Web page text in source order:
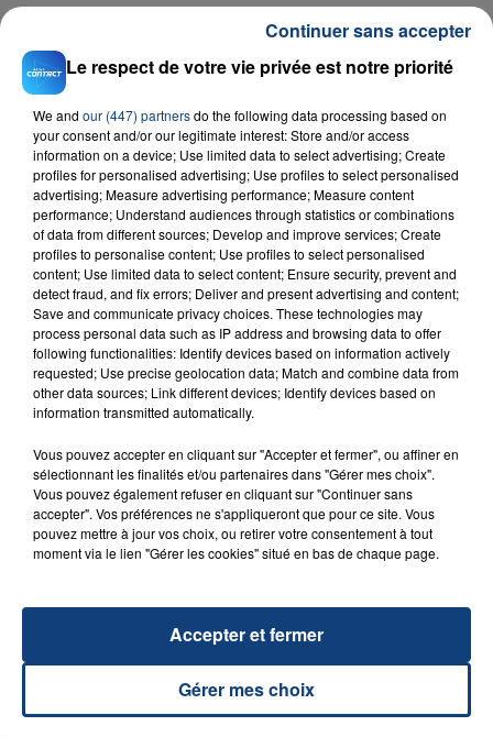
We Can't Be Friends (wait For Your
Love)
ARIANA GRANDE
RADIO CONTACT
FIL D'ACTU
INCENDIE MORTEL À LENS : UNE FEMME ET
SON BÉBÉ ENTRE LA VIE ET LA...
Un homme s'est immolé par le feu après avoir
aspergé sa compagne et leur bébé de trois mois
d'un liquide inflammable.
Le respect de votre vie privée est notre priorité
We and our (447) partnersdo the following data processing based on
your consent and/or our legitimate interest: Store and/or access
information on a device; Use limited data to select advertising; Create
profiles for personalised advertising; Use profiles to select personalised
advertising; Measure advertising performance; Measure content
performance; Understand audiences through statistics or combinations
of data from different sources; Develop and improve services; Create
profiles to personalise content; Use profiles to select personalised
content; Use limited data to select content; Ensure security, prevent and
detect fraud, and fix errors; Deliver and present advertising and content;
Save and communicate privacy choices. These technologies may
process personal data such as IP address and browsing data to offer
following functionalities: Identify devices based on information actively
requested; Use precise geolocation data; Match and combine data from
other data sources; Link different devices; Identify devices based on
information transmitted automatically.
Vous pouvez accepter en cliquant sur "Accepter et fermer", ou affiner en
sélectionnant les finalités et/ou partenaires dans "Gérer mes choix".
Vous pouvez également refuser en cliquant sur "Continuer sans
accepter". Vos préférences ne s'appliqueront que pour ce site. Vous
pouvez mettre à jour vos choix, ou retirer votre consentement à tout
moment via le lien "Gérer les cookies" situé en bas de chaque page.
Gérer mes choix
Accepter et fermer
Continuer sans accepter